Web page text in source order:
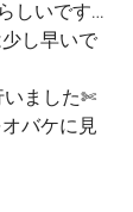
しいです…
し早いで
いました✄
バケに見